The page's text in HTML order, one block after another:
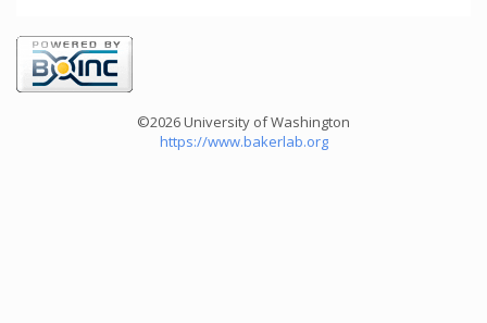
©2026 University of Washington
https://www.bakerlab.org